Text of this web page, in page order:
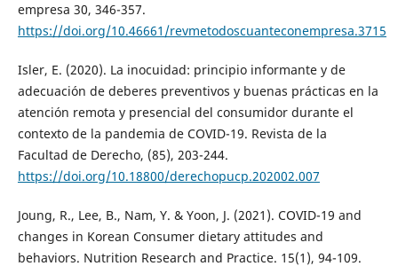
empresa 30, 346-357.
https://doi.org/10.46661/revmetodoscuanteconempresa.3715
Isler, E. (2020). La inocuidad: principio informante y de
adecuación de deberes preventivos y buenas prácticas en la
atención remota y presencial del consumidor durante el
contexto de la pandemia de COVID-19. Revista de la
Facultad de Derecho, (85), 203-244.
https://doi.org/10.18800/derechopucp.202002.007
Joung, R., Lee, B., Nam, Y. & Yoon, J. (2021). COVID-19 and
changes in Korean Consumer dietary attitudes and
behaviors. Nutrition Research and Practice. 15(1), 94-109.